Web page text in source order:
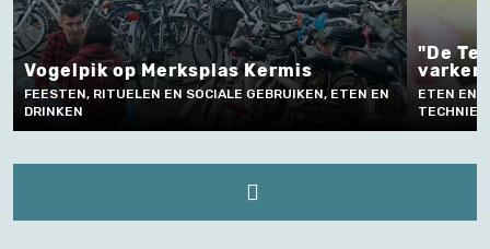
ETEN EN
"De Terter" een opgevulde
varkenspoot
ETEN EN DRINKEN, AMBACHT, VAKMANSCHAP EN